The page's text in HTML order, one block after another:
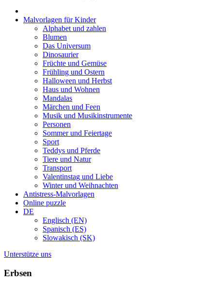
Malvorlagen für Kinder
Alphabet und zahlen
Blumen
Das Universum
Dinosaurier
Früchte und Gemüse
Frühling und Ostern
Halloween und Herbst
Haus und Wohnen
Mandalas
Märchen und Feen
Musik und Musikinstrumente
Personen
Sommer und Feiertage
Sport
Teddys und Pferde
Tiere und Natur
Transport
Valentinstag und Liebe
Winter und Weihnachten
Antistress-Malvorlagen
Online puzzle
DE
Englisch (EN)
Spanisch (ES)
Slowakisch (SK)
Unterstütze uns
Erbsen